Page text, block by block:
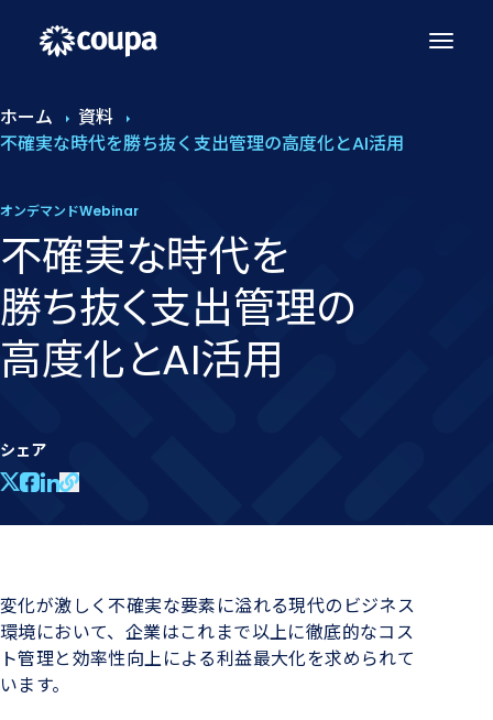
ホーム
資料
不確実な時代を勝ち抜く支出管理の高度化とAI活用
オンデマンドWebinar
不確実な​時代を​
勝ち抜く​支出管理の​
高度化と​AI活用
シェア
変化が激しく不確実な要素に溢れる現代のビジネス
環境において、企業はこれまで以上に徹底的なコス
ト管理と効率性向上による利益最大化を求められて
います。